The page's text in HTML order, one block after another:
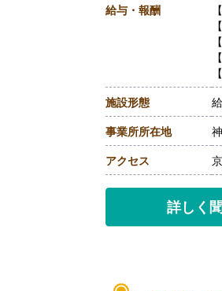
給与・報酬
施設形態
事業所所在地
アクセス
詳しく